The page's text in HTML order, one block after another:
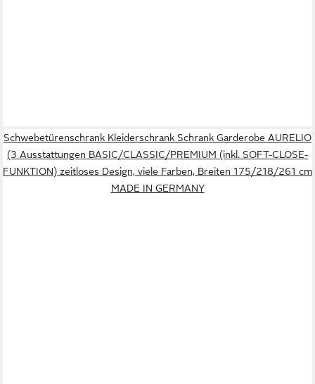
Schwebetürenschrank Kleiderschrank Schrank Garderobe AURELIO
(3 Ausstattungen BASIC/CLASSIC/PREMIUM (inkl. SOFT-CLOSE-
FUNKTION) zeitloses Design, viele Farben, Breiten 175/218/261 cm
MADE IN GERMANY